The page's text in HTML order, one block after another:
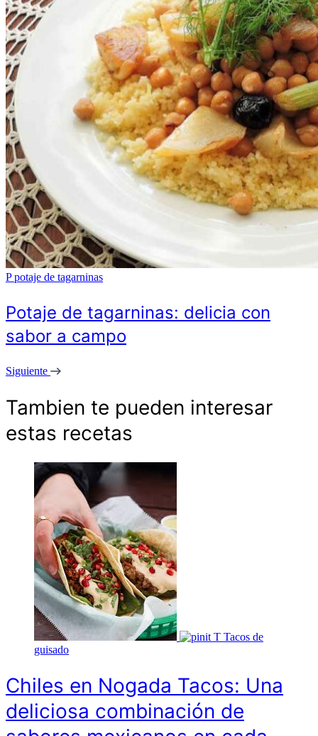
P potaje de tagarninas
Potaje de tagarninas: delicia con
sabor a campo
Siguiente
Tambien te pueden interesar
estas recetas
T Tacos de
guisado
Chiles en Nogada Tacos: Una
deliciosa combinación de